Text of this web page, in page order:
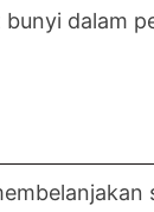
dalam